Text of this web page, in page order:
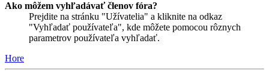
Ako môžem vyhľadávať členov fóra?
Prejdite na stránku "Užívatelia" a kliknite na odkaz
"Vyhľadať používateľa", kde môžete pomocou rôznych
parametrov používateľa vyhľadať.
Hore